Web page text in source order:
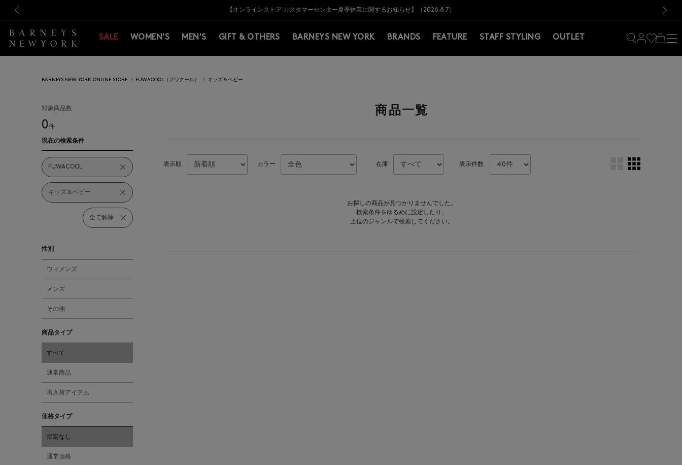
新規登録のお客様も対象！＜MY BARNEYS＞会員のお客様は11,000円（税込）以上のお買上げで常時送料無料！お買い物の際は会員登録を！
【夏季休業に伴う出荷一時停止のお知らせ】(2026.8.7)
【オンラインストア カスタマーセンター夏季休業に関するお知らせ】（2026.8.7）
【夏季休業に伴う返品・交換承り一時停止のお知らせ】（2026.8.5）
熊本県を中心とした地震の影響によるお荷物のお届けについて
【開催中】SUMMER SALEのご案内・ご注意事項
新規登録のお客様も対象！＜MY BARNEYS＞会員のお客様は11,000円（税込）以上のお買上げで常時送料無料！お買い物の際は会員登録を！
【夏季休業に伴う出荷一時停止のお知らせ】(2026.8.7)
SALE WOMEN'S MEN'S GIFT & OTHERS BARNEYS NEW YORK BRANDS FEATURE STAFF STYLING OUTLET
BARNEYS NEW YORK ONLINE STORE FUWACOOL（フワクール） キッズ＆ベビー
対象商品数
0件
現在の検索条件
FUWACOOL
キッズ＆ベビー
全て解除
性別
ウィメンズ
メンズ
その他
商品タイプ
すべて
通常商品
再入荷アイテム
価格タイプ
指定なし
通常価格
商品一覧
表示順 カラー 在庫 表示件数
お探しの商品が見つかりませんでした。
検索条件をゆるめに設定したり、
上位のジャンルで検索してください。